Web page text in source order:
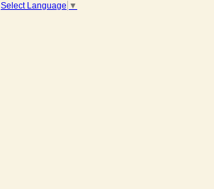
Select Language ▼